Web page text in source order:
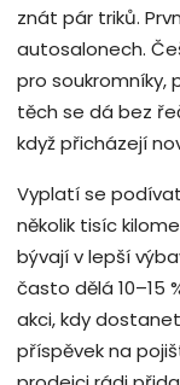
znát pár triků.
autosalonech.
pro soukromníky,
těch se dá bez
když přicházejí
Vyplatí se
několik tisíc
bývají v lepší
často dělá 10–15
akci, kdy
příspěvek na